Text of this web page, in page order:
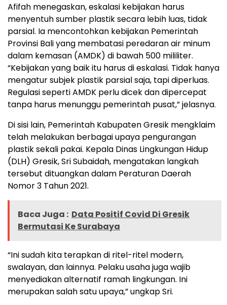
Afifah menegaskan, eskalasi kebijakan harus
menyentuh sumber plastik secara lebih luas, tidak
parsial. Ia mencontohkan kebijakan Pemerintah
Provinsi Bali yang membatasi peredaran air minum
dalam kemasan (AMDK) di bawah 500 mililiter.
“Kebijakan yang baik itu harus di eskalasi. Tidak hanya
mengatur subjek plastik parsial saja, tapi diperluas.
Regulasi seperti AMDK perlu dicek dan dipercepat
tanpa harus menunggu pemerintah pusat,” jelasnya.
Di sisi lain, Pemerintah Kabupaten Gresik mengklaim
telah melakukan berbagai upaya pengurangan
plastik sekali pakai. Kepala Dinas Lingkungan Hidup
(DLH) Gresik, Sri Subaidah, mengatakan langkah
tersebut dituangkan dalam Peraturan Daerah
Nomor 3 Tahun 2021.
Baca Juga : Data Positif Covid Di Gresik
Bermutasi Ke Surabaya
“Ini sudah kita terapkan di ritel-ritel modern,
swalayan, dan lainnya. Pelaku usaha juga wajib
menyediakan alternatif ramah lingkungan. Ini
merupakan salah satu upaya,” ungkap Sri.